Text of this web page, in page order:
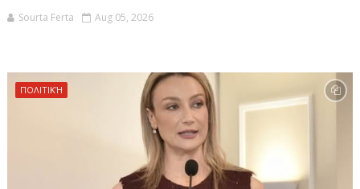
Sourta Ferta
Aug 05, 2026
ΠΟΛΙΤΙΚΉ